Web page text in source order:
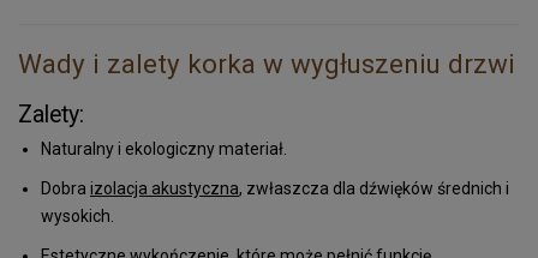
Wady i zalety korka w wygłuszeniu drzwi
Zalety:
Naturalny i ekologiczny materiał.
Dobra izolacja akustyczna, zwłaszcza dla dźwięków średnich i
wysokich.